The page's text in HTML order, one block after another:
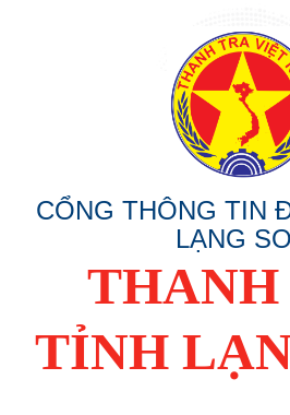
CỔNG THÔNG TIN
LẠNG
TỈNH